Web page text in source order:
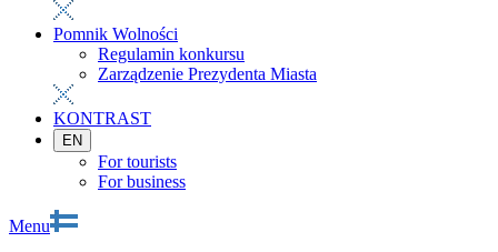
Pomnik Wolności
Regulamin konkursu
Zarządzenie Prezydenta Miasta
KONTRAST
EN
For tourists
For business
Menu